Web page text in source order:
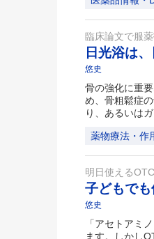
臨床論文で服
日光浴は
悠史
骨の強化に重
め、骨粗鬆症
り、あるいは
薬物療法・作
明日使える
子どもで
悠史
「アセトアミ
ます。しかし